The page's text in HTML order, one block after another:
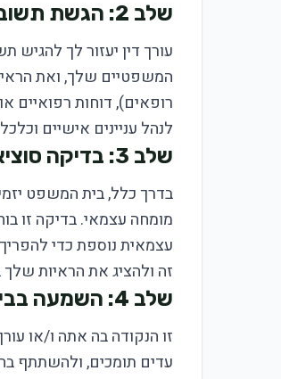
שלב 2: הגשת תשובה וראיות נגד
עורך דין יעזור לך
המשפטיים שלך, ואת
רופאים), דוחות רפואיים
לנהל עניינים אישיים
שלב 3: בדיקה סוציאלית או הערכה משפטית
בדרך כלל, בית המשפט
מומחה עצמאי. בדיקה זו
עצמאית נוספת כדי
זה ולהציג את הראיות שלך
שלב 4: השמעה בבית משפט
זו הנקודה בה אתה ו/או
עדים תומכים, ולהשתתף